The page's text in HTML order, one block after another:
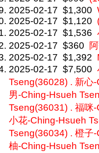
2025-02-17 $1,300
2025-02-17 $1,120
2025-02-17 $1,536
2025-02-17 $360
2025-02-17 $1,392
2025-02-17 $7,500
Tseng(36028) . 新心
男-Ching-Hsueh
Tseng(36031) . 福咪
小花-Ching-Hsueh
Tseng(36034) . 橙子
柚-Ching-Hsueh